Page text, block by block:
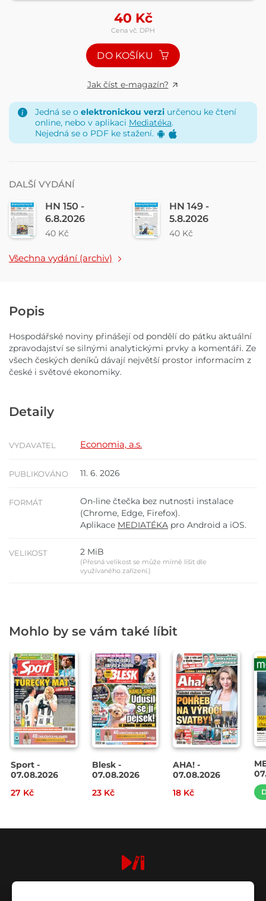
40 Kč
Cena vč. DPH
DO KOŠÍKU
Jak číst e-magazín?
Jedná se o elektronickou verzi určenou ke čtení
online, nebo v aplikaci Mediatéka.
Nejedná se o PDF ke stažení.
DALŠÍ VYDÁNÍ
HN 150 -
6.8.2026
40 Kč
HN 149 -
5.8.2026
40 Kč
Všechna vydání (archiv)
Popis
Hospodářské noviny přinášejí od pondělí do pátku aktuální
zpravodajství se silnými analytickými prvky a komentáři. Ze
všech českých deníků dávají největší prostor informacím z
české i světové ekonomiky.
Detaily
VYDAVATEL Economia, a.s.
PUBLIKOVÁNO 11. 6. 2026
FORMÁT
On-line čtečka bez nutnosti instalace
(Chrome, Edge, Firefox).
Aplikace MEDIATÉKA pro Android a iOS.
VELIKOST 2 MiB
(Přesná velikost se může mírně lišit dle
využívaného zařízení.)
Mohlo by se vám také líbit
Sport -
07.08.2026
27 Kč
Blesk -
07.08.2026
23 Kč
AHA! -
07.08.2026
18 Kč